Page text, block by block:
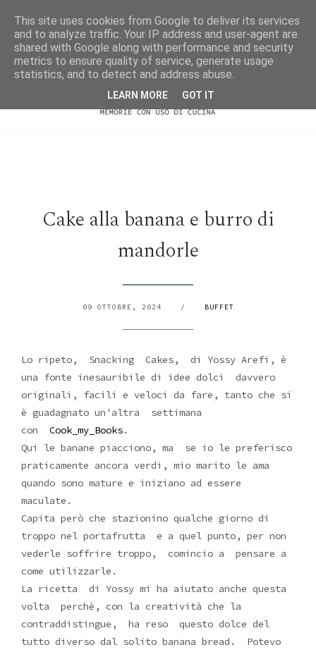
Cake alla banana e burro di
mandorle
09 OTTOBRE, 2024 / BUFFET
Lo ripeto, Snacking Cakes, di Yossy Arefi, è
una fonte inesauribile di idee dolci davvero
originali, facili e veloci da fare, tanto che si
è guadagnato un'altra settimana
con Cook_my_Books.
Qui le banane piacciono, ma se io le preferisco
praticamente ancora verdi, mio marito le ama
quando sono mature e iniziano ad essere
maculate.
Capita però che stazionino qualche giorno di
troppo nel portafrutta e a quel punto, per non
vederle soffrire troppo, comincio a pensare a
come utilizzarle.
La ricetta di Yossy mi ha aiutato anche questa
volta perchè, con la creatività che la
contraddistingue, ha reso questo dolce del
tutto diverso dal solito banana bread. Potevo
This site uses cookies from Google to deliver its services
and to analyze traffic. Your IP address and user-agent are
shared with Google along with performance and security
metrics to ensure quality of service, generate usage
statistics, and to detect and address abuse.
LEARN MORE GOT IT